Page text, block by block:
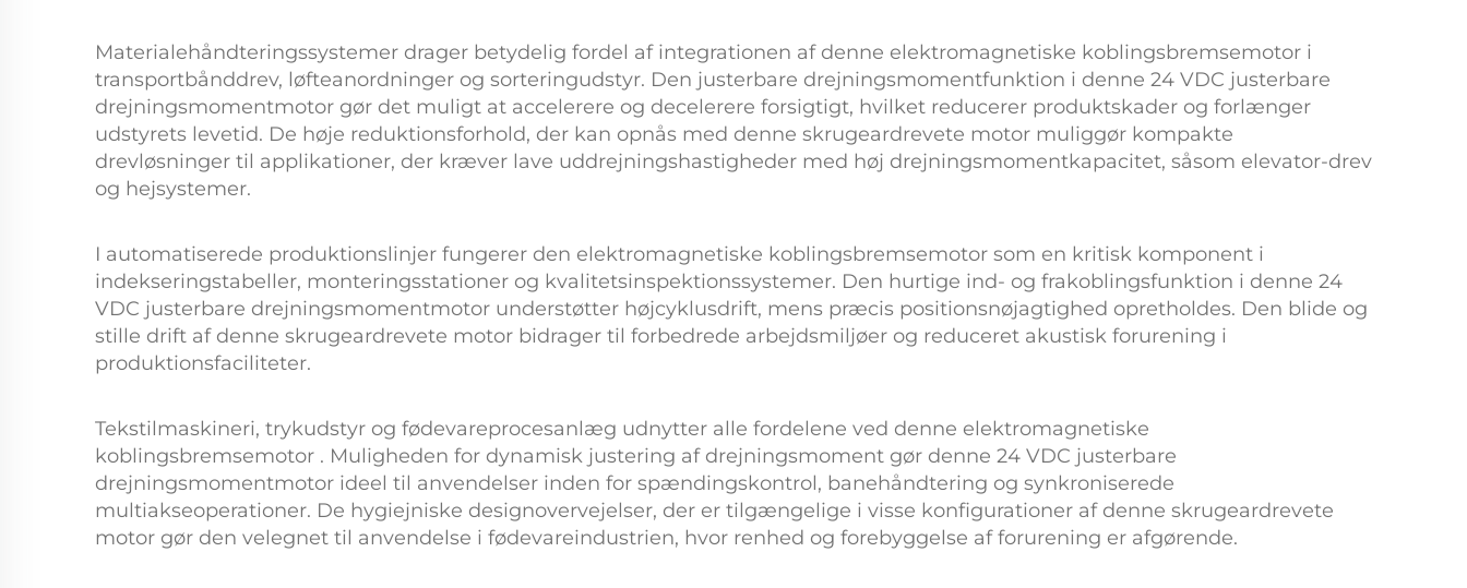
Materialehåndteringssystemer drager betydelig fordel af integrationen af denne elektromagnetiske koblingsbremsemotor i
transportbånddrev, løfteanordninger og sorteringudstyr. Den justerbare drejningsmomentfunktion i denne 24 VDC justerbare
drejningsmomentmotor gør det muligt at accelerere og decelerere forsigtigt, hvilket reducerer produktskader og forlænger
udstyrets levetid. De høje reduktionsforhold, der kan opnås med denne skrugeardrevete motor muliggør kompakte
drevløsninger til applikationer, der kræver lave uddrejningshastigheder med høj drejningsmomentkapacitet, såsom elevator-drev
og hejsystemer.
I automatiserede produktionslinjer fungerer den elektromagnetiske koblingsbremsemotor som en kritisk komponent i
indekseringstabeller, monteringsstationer og kvalitetsinspektionssystemer. Den hurtige ind- og frakoblingsfunktion i denne 24
VDC justerbare drejningsmomentmotor understøtter højcyklusdrift, mens præcis positionsnøjagtighed opretholdes. Den blide og
stille drift af denne skrugeardrevete motor bidrager til forbedrede arbejdsmiljøer og reduceret akustisk forurening i
produktionsfaciliteter.
Tekstilmaskineri, trykudstyr og fødevareprocesanlæg udnytter alle fordelene ved denne elektromagnetiske
koblingsbremsemotor . Muligheden for dynamisk justering af drejningsmoment gør denne 24 VDC justerbare
drejningsmomentmotor ideel til anvendelser inden for spændingskontrol, banehåndtering og synkroniserede
multiakseoperationer. De hygiejniske designovervejelser, der er tilgængelige i visse konfigurationer af denne skrugeardrevete
motor gør den velegnet til anvendelse i fødevareindustrien, hvor renhed og forebyggelse af forurening er afgørende.